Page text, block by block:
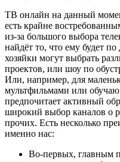
ТВ онлайн на данный
есть крайне
из-за большого выбора
найдёт то, что ему будет
хозяйки могут выбрать
проектов, или шоу по
Или, например, для
мультфильмами или
предпочитает активный
широкий выбор каналов о
прочих. Есть несколько
именно нас:
Во-первых, главным